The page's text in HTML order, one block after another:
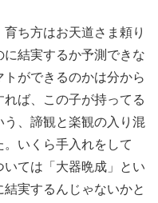
ち方はお天道さま頼り
結実するか予測できな
ができるのかは分から
ば、この子が持ってる
、諦観と楽観の入り混
いくら手入れをして
ては「大器晩成」とい
実するんじゃないかと